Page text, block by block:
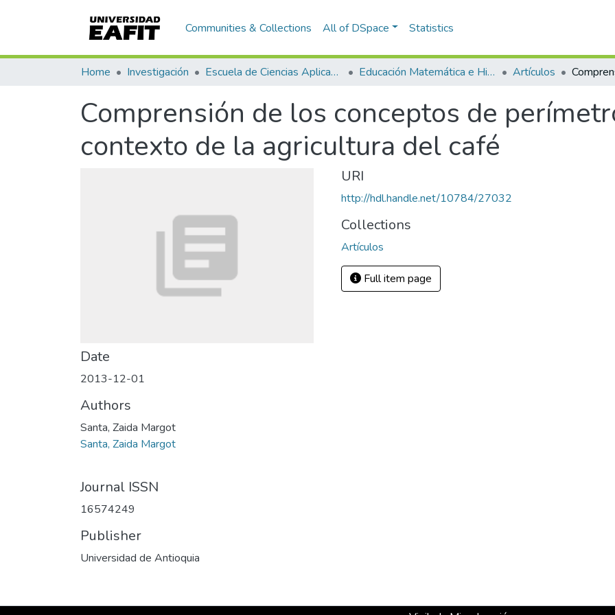
Communities & Collections All of DSpace Statistics
Home Investigación Escuela de Ciencias Aplicadas e Ingeniería Educación Matemática e Historia (EAFIT - U de A) Artículos
Comprensión de los conceptos de
contexto de la agricultura del café
Date
2013-12-01
Authors
Santa, Zaida Margot
Santa, Zaida Margot
Journal ISSN
16574249
Publisher
Universidad de Antioquia
URI
http://hdl.handle.net/10784/27032
Collections
Artículos
Full item page